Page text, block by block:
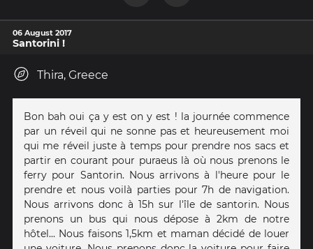
06 August 2017
Santorini !
Thira, Greece
Bon bah oui ça y est on y est ! la journée commence
par un réveil qui ne sonne pas et heureusement moi
qui me réveil juste à temps pour prendre nos sacs et
partir en courant pour puraeus là où nous prenons le
ferry pour Santorin. Nous arrivons à l'heure pour le
prendre et nous voilà parties pour 7h de navigation.
Nous arrivons donc à 15h sur l'île de santorin. Nous
prenons un bus qui nous dépose à 2km de notre
hôtel... Nous faisons 1,5km et maman décidé de louer